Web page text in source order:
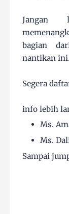
Jangan
bagian
nantikan ini.
Segera
info lebih
Ms.
Ms.
Sampai